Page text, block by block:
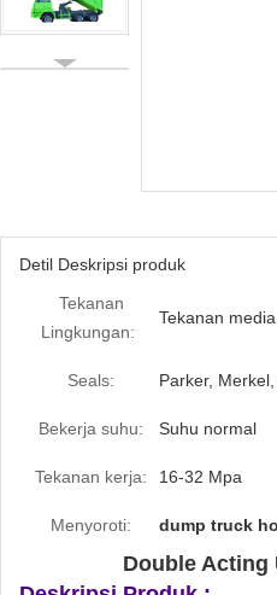
Detil Deskripsi produk
Tekanan
Lingkungan:
Tekanan media
Seals: Parker,
Bekerja suhu: Suhu normal
Tekanan kerja: 16-32 Mpa
Menyoroti: dump truck
Double Acting